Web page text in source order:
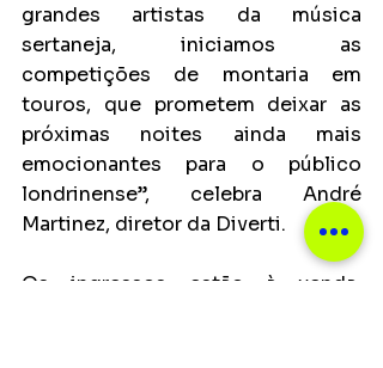
grandes artistas da música
sertaneja, iniciamos as
competições de montaria em
touros, que prometem deixar as
próximas noites ainda mais
emocionantes para o público
londrinense”, celebra André
Martinez, diretor da Diverti.
Os ingressos estão à venda,